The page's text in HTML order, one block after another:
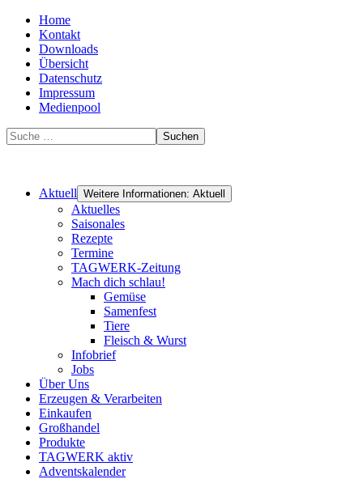
Home
Kontakt
Downloads
Übersicht
Datenschutz
Impressum
Medienpool
Suchen
Aktuell Weitere Informationen: Aktuell
Aktuelles
Saisonales
Rezepte
Termine
TAGWERK-Zeitung
Mach dich schlau!
Gemüse
Samenfest
Tiere
Fleisch & Wurst
Infobrief
Jobs
Über Uns
Erzeugen & Verarbeiten
Einkaufen
Großhandel
Produkte
TAGWERK aktiv
Adventskalender